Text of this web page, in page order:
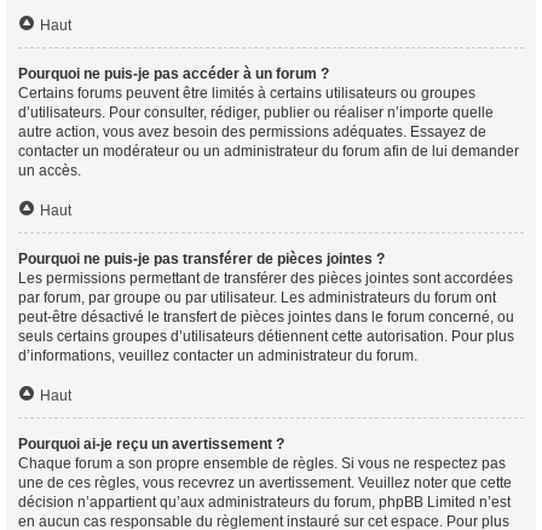
Haut
Pourquoi ne puis-je pas accéder à un forum ?
Certains forums peuvent être limités à certains utilisateurs ou groupes
d’utilisateurs. Pour consulter, rédiger, publier ou réaliser n’importe quelle
autre action, vous avez besoin des permissions adéquates. Essayez de
contacter un modérateur ou un administrateur du forum afin de lui demander
un accès.
Haut
Pourquoi ne puis-je pas transférer de pièces jointes ?
Les permissions permettant de transférer des pièces jointes sont accordées
par forum, par groupe ou par utilisateur. Les administrateurs du forum ont
peut-être désactivé le transfert de pièces jointes dans le forum concerné, ou
seuls certains groupes d’utilisateurs détiennent cette autorisation. Pour plus
d’informations, veuillez contacter un administrateur du forum.
Haut
Pourquoi ai-je reçu un avertissement ?
Chaque forum a son propre ensemble de règles. Si vous ne respectez pas
une de ces règles, vous recevrez un avertissement. Veuillez noter que cette
décision n’appartient qu’aux administrateurs du forum, phpBB Limited n’est
en aucun cas responsable du règlement instauré sur cet espace. Pour plus